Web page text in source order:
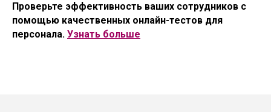
Проверьте эффективность ваших сотрудников с
помощью качественных онлайн-тестов для
персонала. Узнать больше